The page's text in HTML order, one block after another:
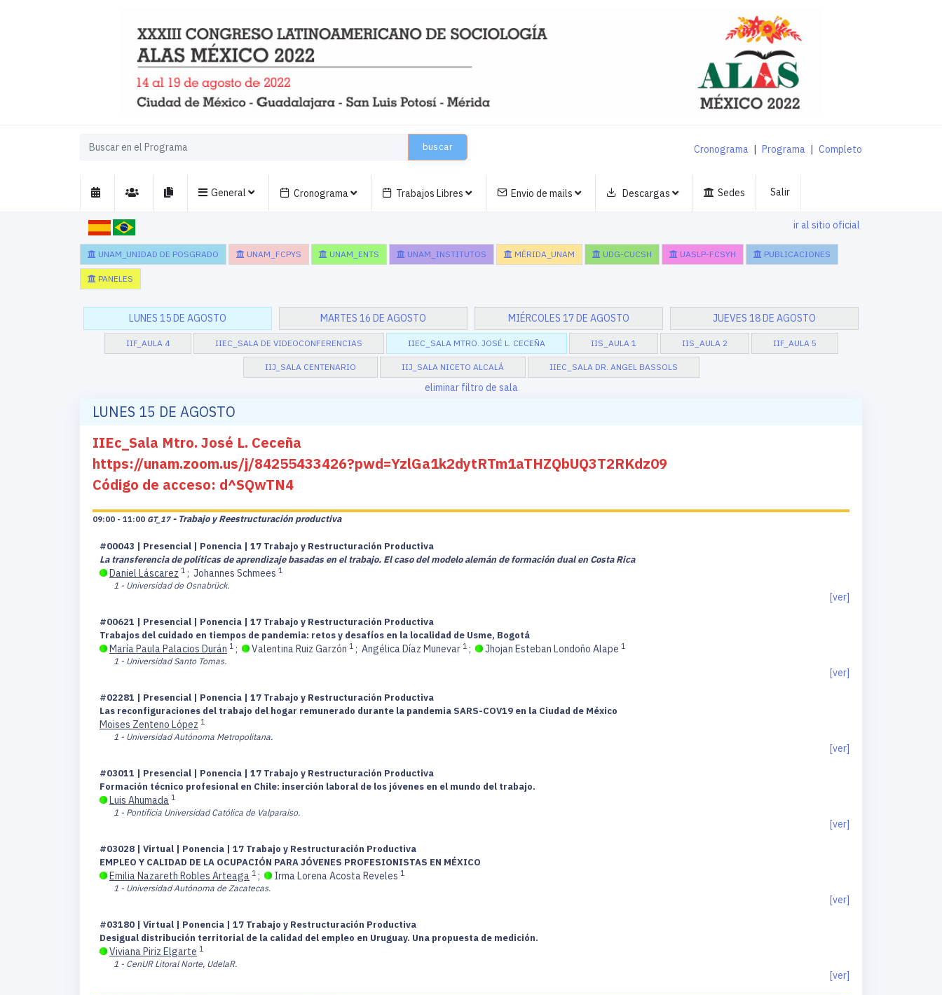
buscar Cronograma | Programa | Completo
General Cronograma Trabajos Libres Envio de mails Descargas Sedes Salir
ir al sitio oficial
UNAM_UNIDAD DE POSGRADO UNAM_FCPYS UNAM_ENTS UNAM_INSTITUTOS MÉRIDA_UNAM UDG-CUCSH UASLP-FCSYH PUBLICACIONES
PANELES
LUNES 15 DE AGOSTO MARTES 16 DE AGOSTO MIÉRCOLES 17 DE AGOSTO JUEVES 18 DE AGOSTO
IIF_AULA 4 IIEC_SALA DE VIDEOCONFERENCIAS IIEC_SALA MTRO. JOSÉ L. CECEÑA IIS_AULA 1 IIS_AULA 2 IIF_AULA 5
IIJ_SALA CENTENARIO IIJ_SALA NICETO ALCALÁ IIEC_SALA DR. ANGEL BASSOLS
eliminar filtro de sala
LUNES 15 DE AGOSTO
IIEc_Sala Mtro. José L. Ceceña
https://unam.zoom.us/j/84255433426?pwd=YzlGa1k2dytRTm1aTHZQbUQ3T2RKdz09
Código de acceso: d^SQwTN4
09:00 - 11:00 GT_17 - Trabajo y Reestructuración productiva
#00043 | Presencial | Ponencia | 17 Trabajo y Restructuración Productiva
La transferencia de políticas de aprendizaje basadas en el trabajo. El caso del modelo alemán de formación dual en Costa Rica
Daniel Láscarez 1 ; Johannes Schmees 1
1 - Universidad de Osnabrück.
[ver]
#00621 | Presencial | Ponencia | 17 Trabajo y Restructuración Productiva
Trabajos del cuidado en tiempos de pandemia: retos y desafíos en la localidad de Usme, Bogotá
María Paula Palacios Durán 1 ; Valentina Ruiz Garzón 1 ; Angélica Díaz Munevar 1 ; Jhojan Esteban Londoño Alape 1
1 - Universidad Santo Tomas.
[ver]
#02281 | Presencial | Ponencia | 17 Trabajo y Restructuración Productiva
Las reconfiguraciones del trabajo del hogar remunerado durante la pandemia SARS-COV19 en la Ciudad de México
Moises Zenteno López 1
1 - Universidad Autónoma Metropolitana.
[ver]
#03011 | Presencial | Ponencia | 17 Trabajo y Restructuración Productiva
Formación técnico profesional en Chile: inserción laboral de los jóvenes en el mundo del trabajo.
Luis Ahumada 1
1 - Pontificia Universidad Católica de Valparaíso.
[ver]
#03028 | Virtual | Ponencia | 17 Trabajo y Restructuración Productiva
EMPLEO Y CALIDAD DE LA OCUPACIÓN PARA JÓVENES PROFESIONISTAS EN MÉXICO
Emilia Nazareth Robles Arteaga 1 ; Irma Lorena Acosta Reveles 1
1 - Universidad Autónoma de Zacatecas.
[ver]
#03180 | Virtual | Ponencia | 17 Trabajo y Restructuración Productiva
Desigual distribución territorial de la calidad del empleo en Uruguay. Una propuesta de medición.
Viviana Piriz Elgarte 1
1 - CenUR Litoral Norte, UdelaR.
[ver]